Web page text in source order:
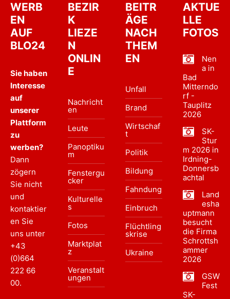
WERB
EN
AUF
BLO24
Sie haben
Interesse
auf
unserer
Plattform
zu
werben?
Dann
zögern
Sie nicht
und
kontaktier
en Sie
uns unter
+43
(0)664
222 66
00.
BEZIR
K
LIEZE
N
ONLIN
E
Nachricht
en
Leute
Panoptiku
m
Fenstergu
cker
Kulturelle
s
Fotos
Marktplat
z
Veranstalt
ungen
BEITR
ÄGE
NACH
THEM
EN
Unfall
Brand
Wirtschaf
t
Politik
Bildung
Fahndung
Einbruch
Flüchtling
skrise
Ukraine
AKTUE
LLE
FOTOS
Nen
a in
Bad
Mitterndo
rf -
Tauplitz
2026
SK-
Stur
m 2026 in
Irdning-
Donnersb
achtal
Land
esha
uptmann
besucht
die Firma
Schrottsh
ammer
2026
GSW
Fest
SK-